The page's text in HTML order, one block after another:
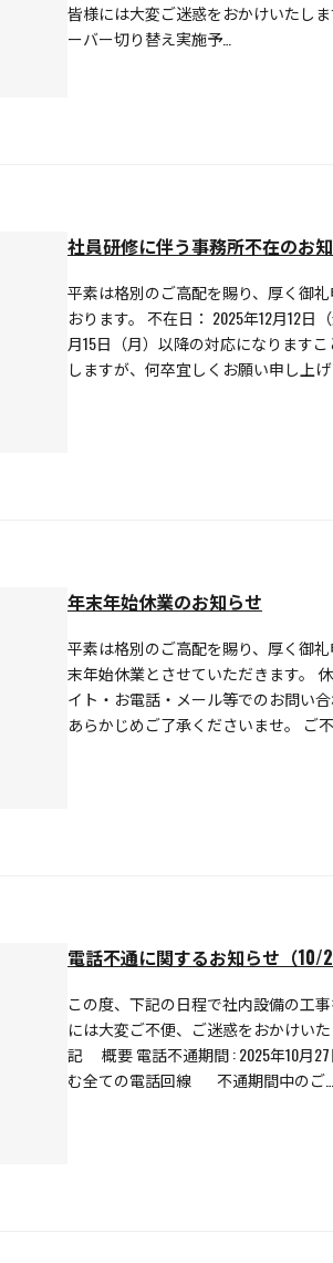
皆様には大変ご迷惑をおかけいたし
ーバー切り替え実施予…
社員研修に伴う事務所不在のお
平素は格別のご高配を賜り、厚く御
おります。 不在日： 2025年12月12
月15日（月）以降の対応になります
しますが、何卒宜しくお願い申し上げ
年末年始休業のお知らせ
平素は格別のご高配を賜り、厚く御
末年始休業とさせていただきます。
イト・お電話・メール等でのお問い
あらかじめご了承くださいませ。 ご
電話不通に関するお知らせ（10/
この度、下記の日程で社内設備の工
には大変ご不便、ご迷惑をおかけい
記 概要 電話不通期間 : 2025年10月27
む全ての電話回線 不通期間中のご…